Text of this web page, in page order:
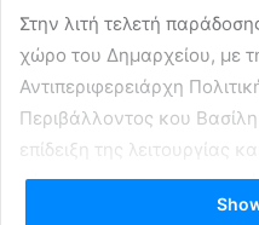
Στην λιτή τελετή
χώρο του Δημαρχείου, με
Αντιπεριφερειάρχη
Περιβάλλοντος κου
επίδειξη της λειτουργίας
σύγχρονου
αξιοποίησης των κάδων